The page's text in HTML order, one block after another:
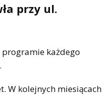
przy ul.
programie każdego
W kolejnych miesiącach